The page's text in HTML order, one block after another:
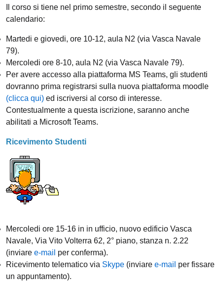
Il corso si tiene nel primo semestre, secondo il seguente
calendario:
Martedi e giovedi, ore 10-12, aula N2 (via Vasca Navale
79).
Mercoledi ore 8-10, aula N2 (via Vasca Navale 79).
Per avere accesso alla piattaforma MS Teams, gli studenti
dovranno prima registrarsi sulla nuova piattaforma moodle
(clicca qui) ed iscriversi al corso di interesse.
Contestualmente a questa iscrizione, saranno anche
abilitati a Microsoft Teams.
Ricevimento Studenti
Mercoledi ore 15-16 in in ufficio, nuovo edificio Vasca
Navale, Via Vito Volterra 62, 2° piano, stanza n. 2.22
(inviare e-mail per conferma).
Ricevimento telematico via Skype (inviare e-mail per fissare
un appuntamento).